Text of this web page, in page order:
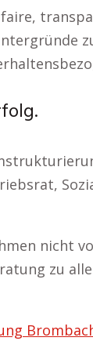
nicht
zu